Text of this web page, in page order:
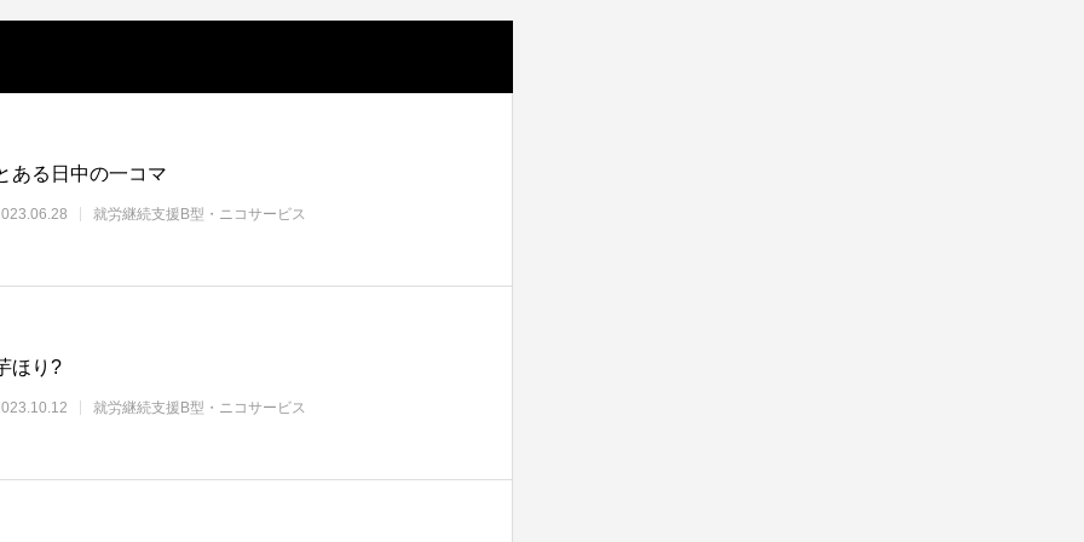
ある日中の一コマ
就労継続支援B型・ニコサービス
ほり?
就労継続支援B型・ニコサービス